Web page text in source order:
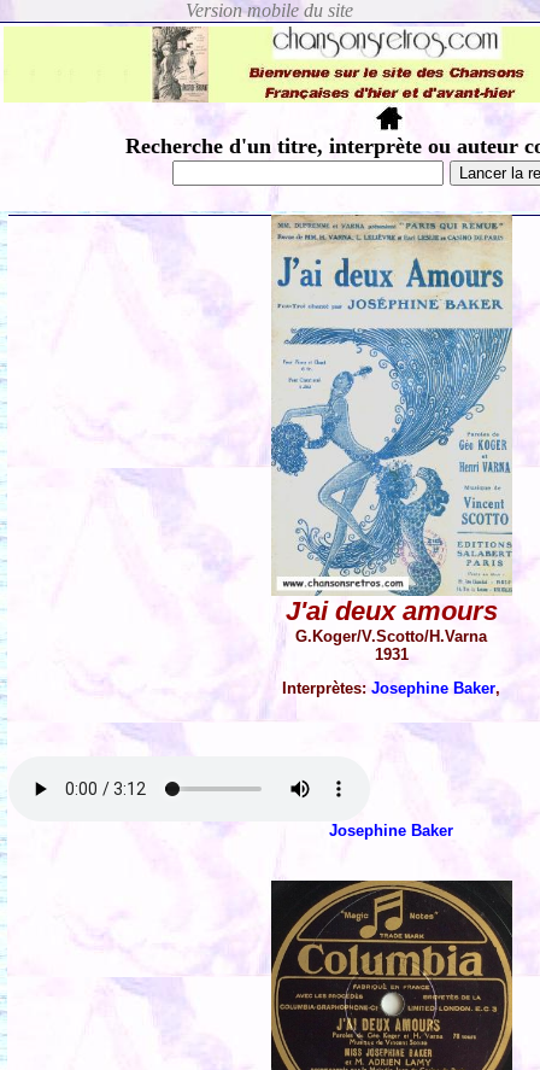
Recherche d'un titre, interprète ou auteur
J'ai deux amours
G.Koger/V.Scotto/H.Varna
1931
Interprètes:Josephine Baker,
Josephine Baker